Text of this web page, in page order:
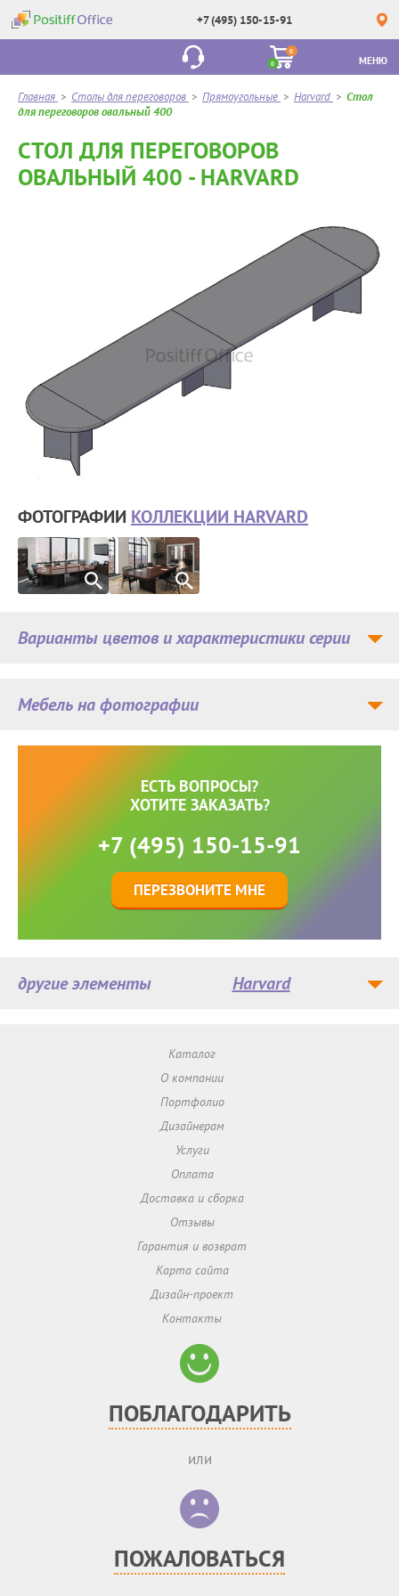
+7 (495) 150-15-91
0
0
МЕНЮ
Главная > Столы для переговоров > Прямоугольные > Harvard > Стол
для переговоров овальный 400
СТОЛ ДЛЯ ПЕРЕГОВОРОВ
ОВАЛЬНЫЙ 400 - HARVARD
ФОТОГРАФИИ КОЛЛЕКЦИИ HARVARD
Мебель на фотографии
Варианты цветов и характеристики серии
ЕСТЬ ВОПРОСЫ?
ХОТИТЕ ЗАКАЗАТЬ?
+7 (495) 150-15-91
ПЕРЕЗВОНИТЕ МНЕ
другие элементы Harvard
Каталог
О компании
Портфолио
Дизайнерам
Услуги
Оплата
Доставка и сборка
Отзывы
Гарантия и возврат
Карта сайта
Дизайн-проект
Контакты
ПОБЛАГОДАРИТЬ
или
ПОЖАЛОВАТЬСЯ